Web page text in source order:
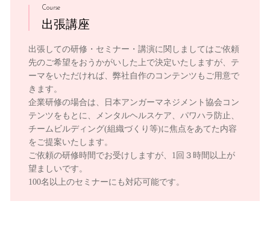
Course
出張講座
出張しての研修・セミナー・講演に関しましてはご依頼
先のご希望をおうかがいした上で決定いたしますが、テ
ーマをいただければ、弊社自作のコンテンツもご用意で
きます。
企業研修の場合は、日本アンガーマネジメント協会コン
テンツをもとに、メンタルヘルスケア、パワハラ防止、
チームビルディング(組織づくり等)に焦点をあてた内容
をご提案いたします。
ご依頼の研修時間でお受けしますが、1回３時間以上が
望ましいです。
100名以上のセミナーにも対応可能です。